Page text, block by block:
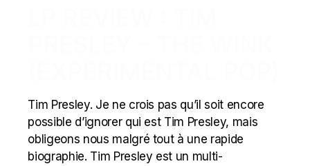
Tim Presley. Je ne crois pas qu’il soit encore
possible d’ignorer qui est Tim Presley, mais
obligeons nous malgré tout à une rapide
biographie. Tim Presley est un multi-